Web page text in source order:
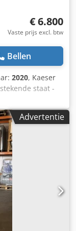
€ 6.800
Vaste prijs excl. btw
Bellen
2020, Kaeser
staat -
(g) 1,67 m³/min
bij 11,0 bar
11,0
400V / 3 / 50Hz
de
dB(A) Max.
h Aansluiting
koelvloeistof:
(B x D x H) 750
Advertentie